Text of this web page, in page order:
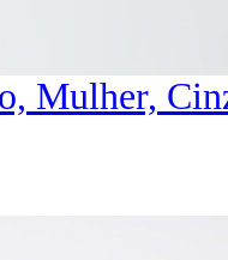
Mulher,